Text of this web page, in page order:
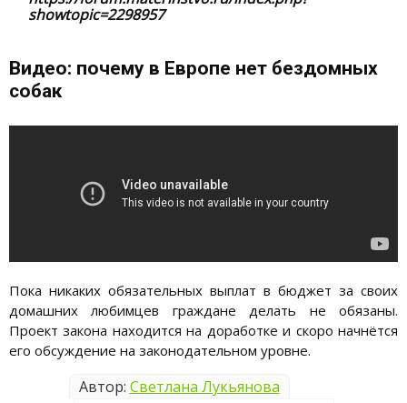
showtopic=2298957
Видео: почему в Европе нет бездомных
собак
Пока никаких обязательных выплат в бюджет за своих
домашних любимцев граждане делать не обязаны.
Проект закона находится на доработке и скоро начнётся
его обсуждение на законодательном уровне.
Автор: Светлана Лукьянова